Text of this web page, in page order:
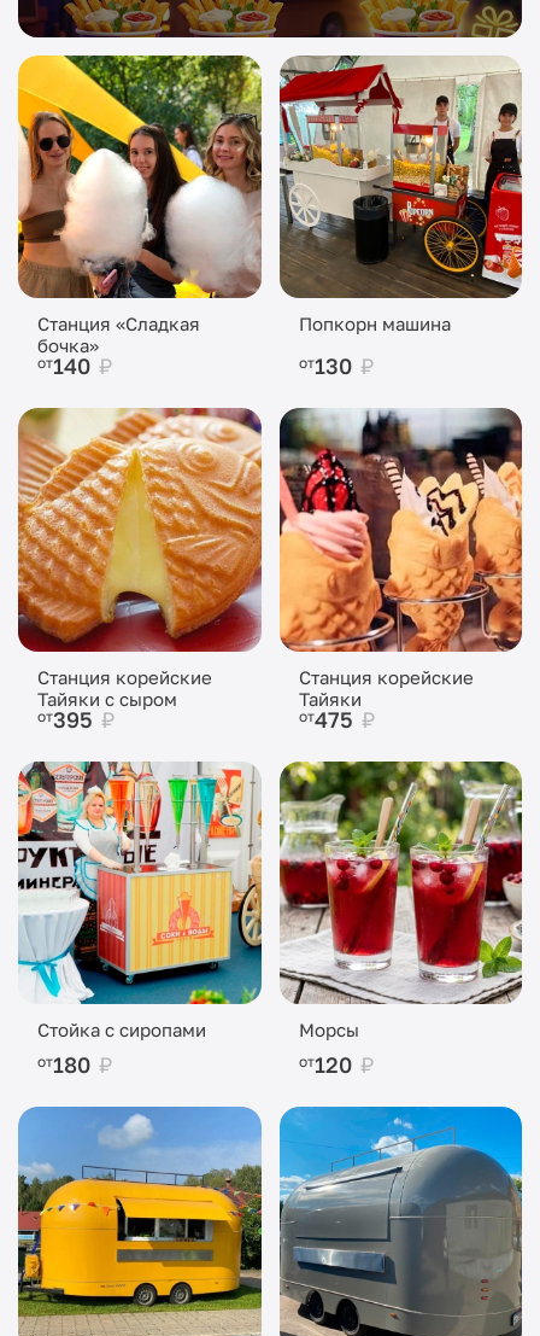
Станция «Сладкая
бочка»
от140 ₽
Попкорн машина
от130 ₽
Станция корейские
Тайяки с сыром
от395 ₽
Станция корейские
Тайяки
от475 ₽
Стойка с сиропами
от180 ₽
Морсы
от120 ₽